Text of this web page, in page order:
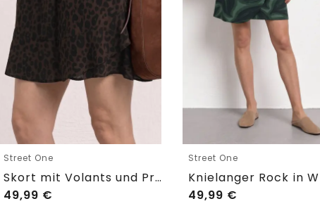
Street One
Skort mit Volants und Print
49,99 €
Street One
49,99 €